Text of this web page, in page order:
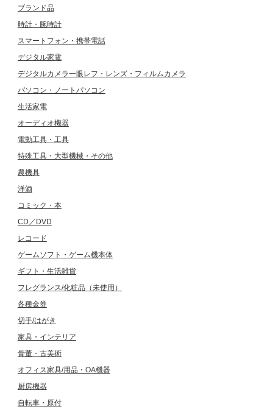
ブランド品
時計・腕時計
スマートフォン・携帯電話
デジタル家電
デジタルカメラ一眼レフ・レンズ・フィルムカメラ
パソコン・ノートパソコン
生活家電
オーディオ機器
電動工具・工具
特殊工具・大型機械・その他
農機具
洋酒
コミック・本
CD／DVD
レコード
ゲームソフト・ゲーム機本体
ギフト・生活雑貨
フレグランス/化粧品（未使用）
各種金券
切手/はがき
家具・インテリア
骨董・古美術
オフィス家具/用品・OA機器
厨房機器
自転車・原付